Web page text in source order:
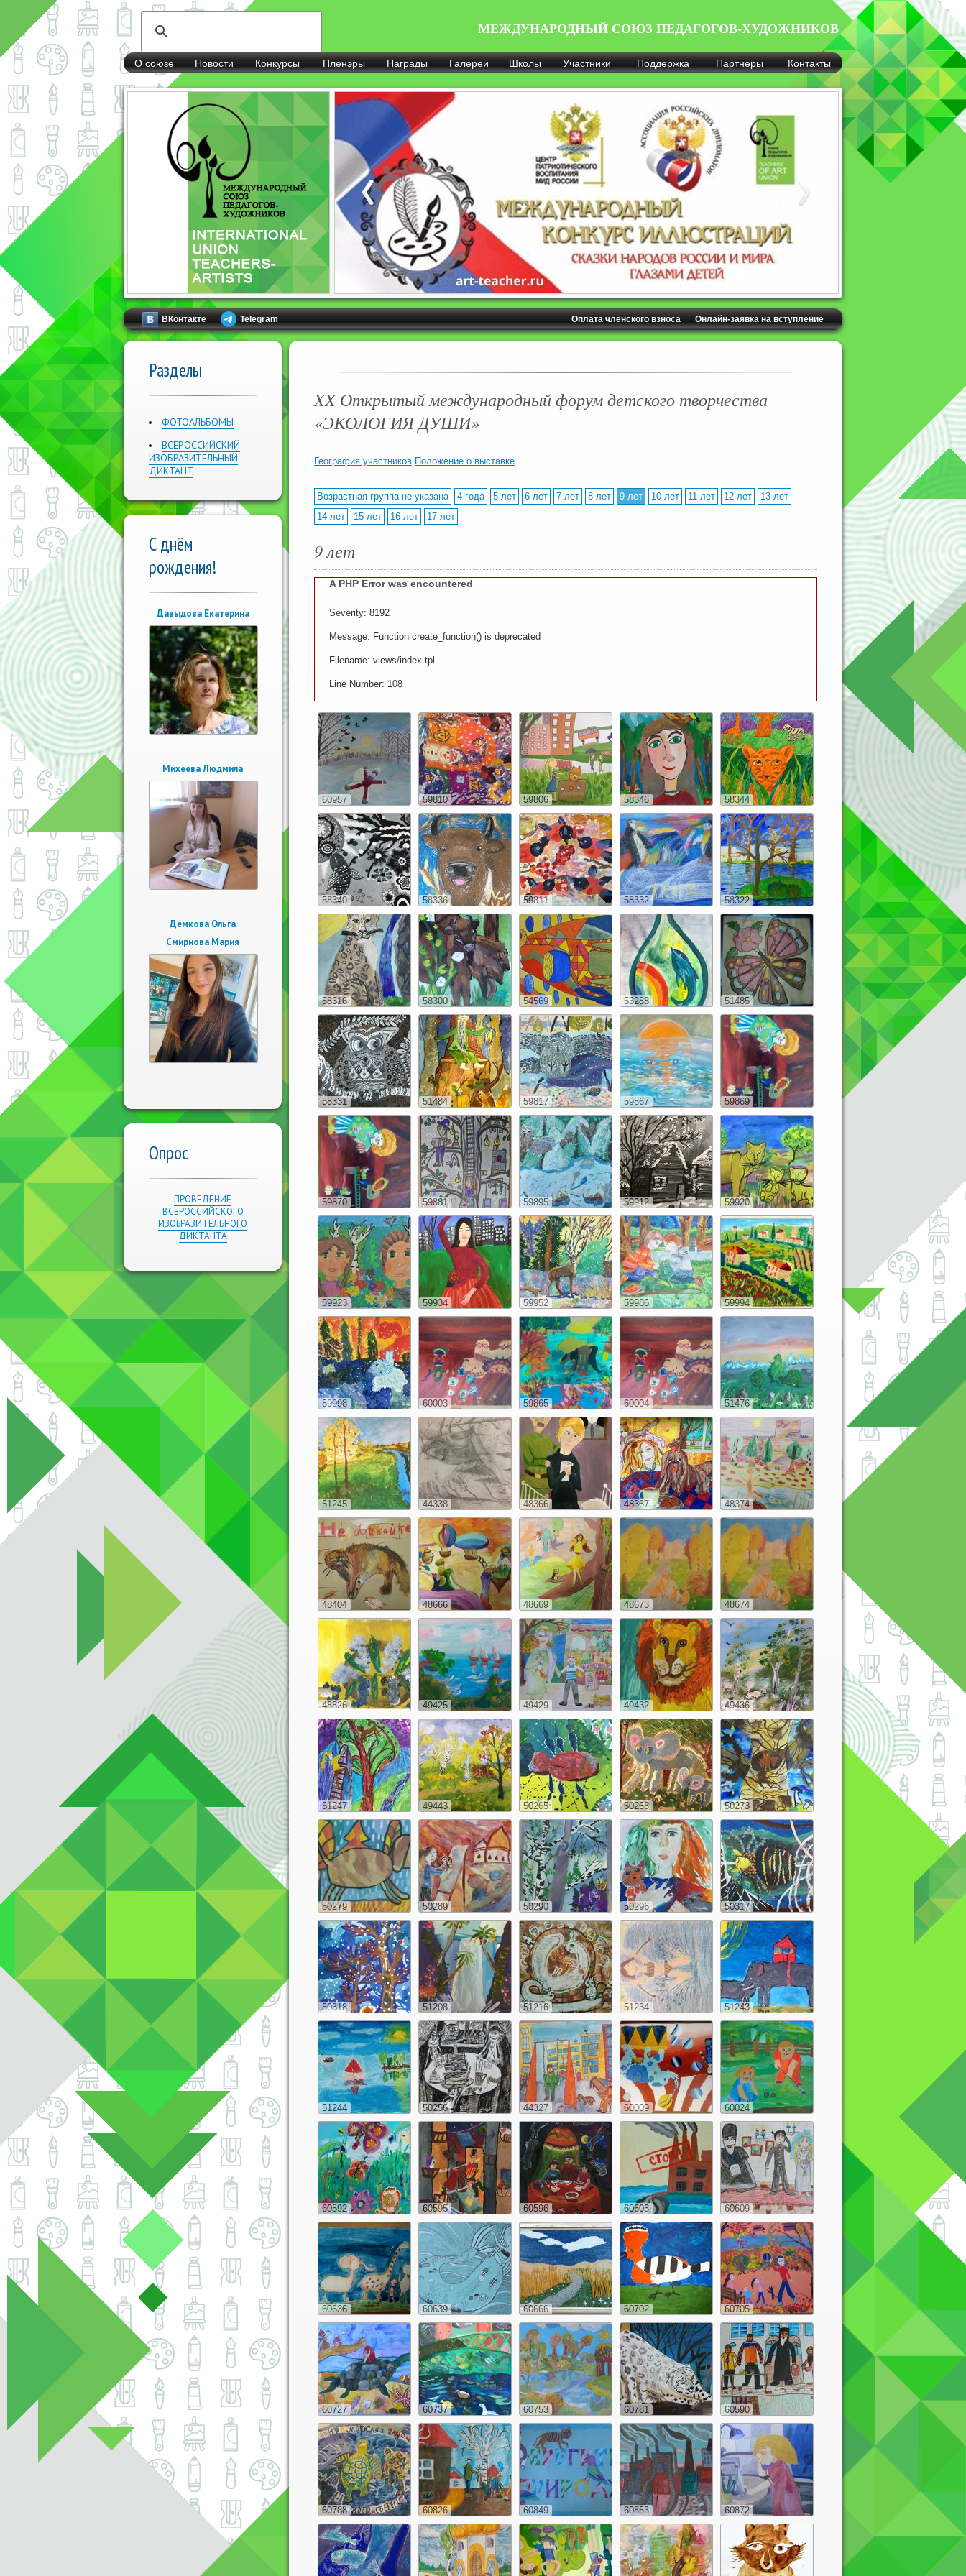
МЕЖДУНАРОДНЫЙ СОЮЗ ПЕДАГОГОВ-ХУДОЖНИКОВ
О союзе Новости Конкурсы Пленэры Награды Галереи Школы Участники Поддержка Партнеры Контакты
ВКонтакте Telegram Онлайн-заявка на вступление
Оплата членского взноса
Разделы
ФОТОАЛЬБОМЫ
ВСЕРОССИЙСКИЙ
ИЗОБРАЗИТЕЛЬНЫЙ
ДИКТАНТ
С днём
рождения!
Давыдова Екатерина
Михеева Людмила
Демкова Ольга
Смирнова Мария
Опрос
ПРОВЕДЕНИЕ
ВСЕРОССИЙСКОГО
ИЗОБРАЗИТЕЛЬНОГО
ДИКТАНТА
XX Открытый международный форум детского творчества
«ЭКОЛОГИЯ ДУШИ»
География участников Положение о выставке
Возрастная группа не указана 4 года 5 лет 6 лет 7 лет 8 лет 9 лет 10 лет 11 лет 12 лет
13 лет
14 лет
15 лет 16 лет 17 лет
9 лет
A PHP Error was encountered
Severity: 8192
Message: Function create_function() is deprecated
Filename: views/index.tpl
Line Number: 108
60957 59810 59806 58346 58344
58340 58336 59811 58332 58322
58316 58300 54569 53288 51485
58331 51484 59817 59867 59869
59870 59881 59895 59912 59920
59923 59934 59952 59986 59994
59998 60003 59865 60004 51476
51245 44338 48366 48367 48374
48404 48666 48669 48673 48674
48826 49425 49429 49432 49436
51247 49443 50265 50268 50273
50279 50289 50290 50296 50317
50318 51208 51216 51234 51243
51244 50256 44327 60009 60024
60592 60595 60596 60603 60609
60636 60639 60666 60702 60705
60727 60737 60753 60781 60590
60788 60826 60849 60853 60872